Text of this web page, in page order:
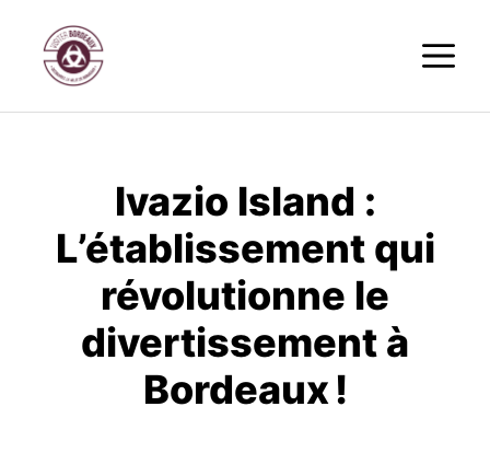
contenu
Ivazio Island :
L’établissement qui
révolutionne le
divertissement à
Bordeaux !